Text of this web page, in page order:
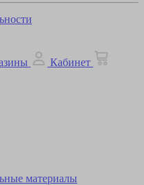
Кабинет
материалы